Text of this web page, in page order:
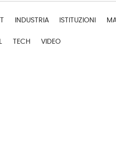
INDUSTRIA ISTITUZIONI
TECH VIDEO